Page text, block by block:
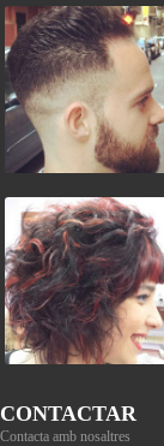
CONTACTAR
Contacta amb nosaltres